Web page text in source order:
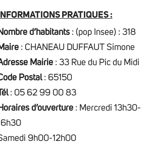
PRATIQUES :
d’habitants : (pop Insee) : 318
: CHANEAU DUFFAUT Simone
Mairie : 33 Rue du Pic du Midi
Postal: 65150
: 05 62 99 00 83
d’ouverture: Mercredi 13h30-
9h00-12h00